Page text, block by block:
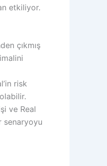
etkiliyor.
çıkmış
risk
ve Real
senaryoyu